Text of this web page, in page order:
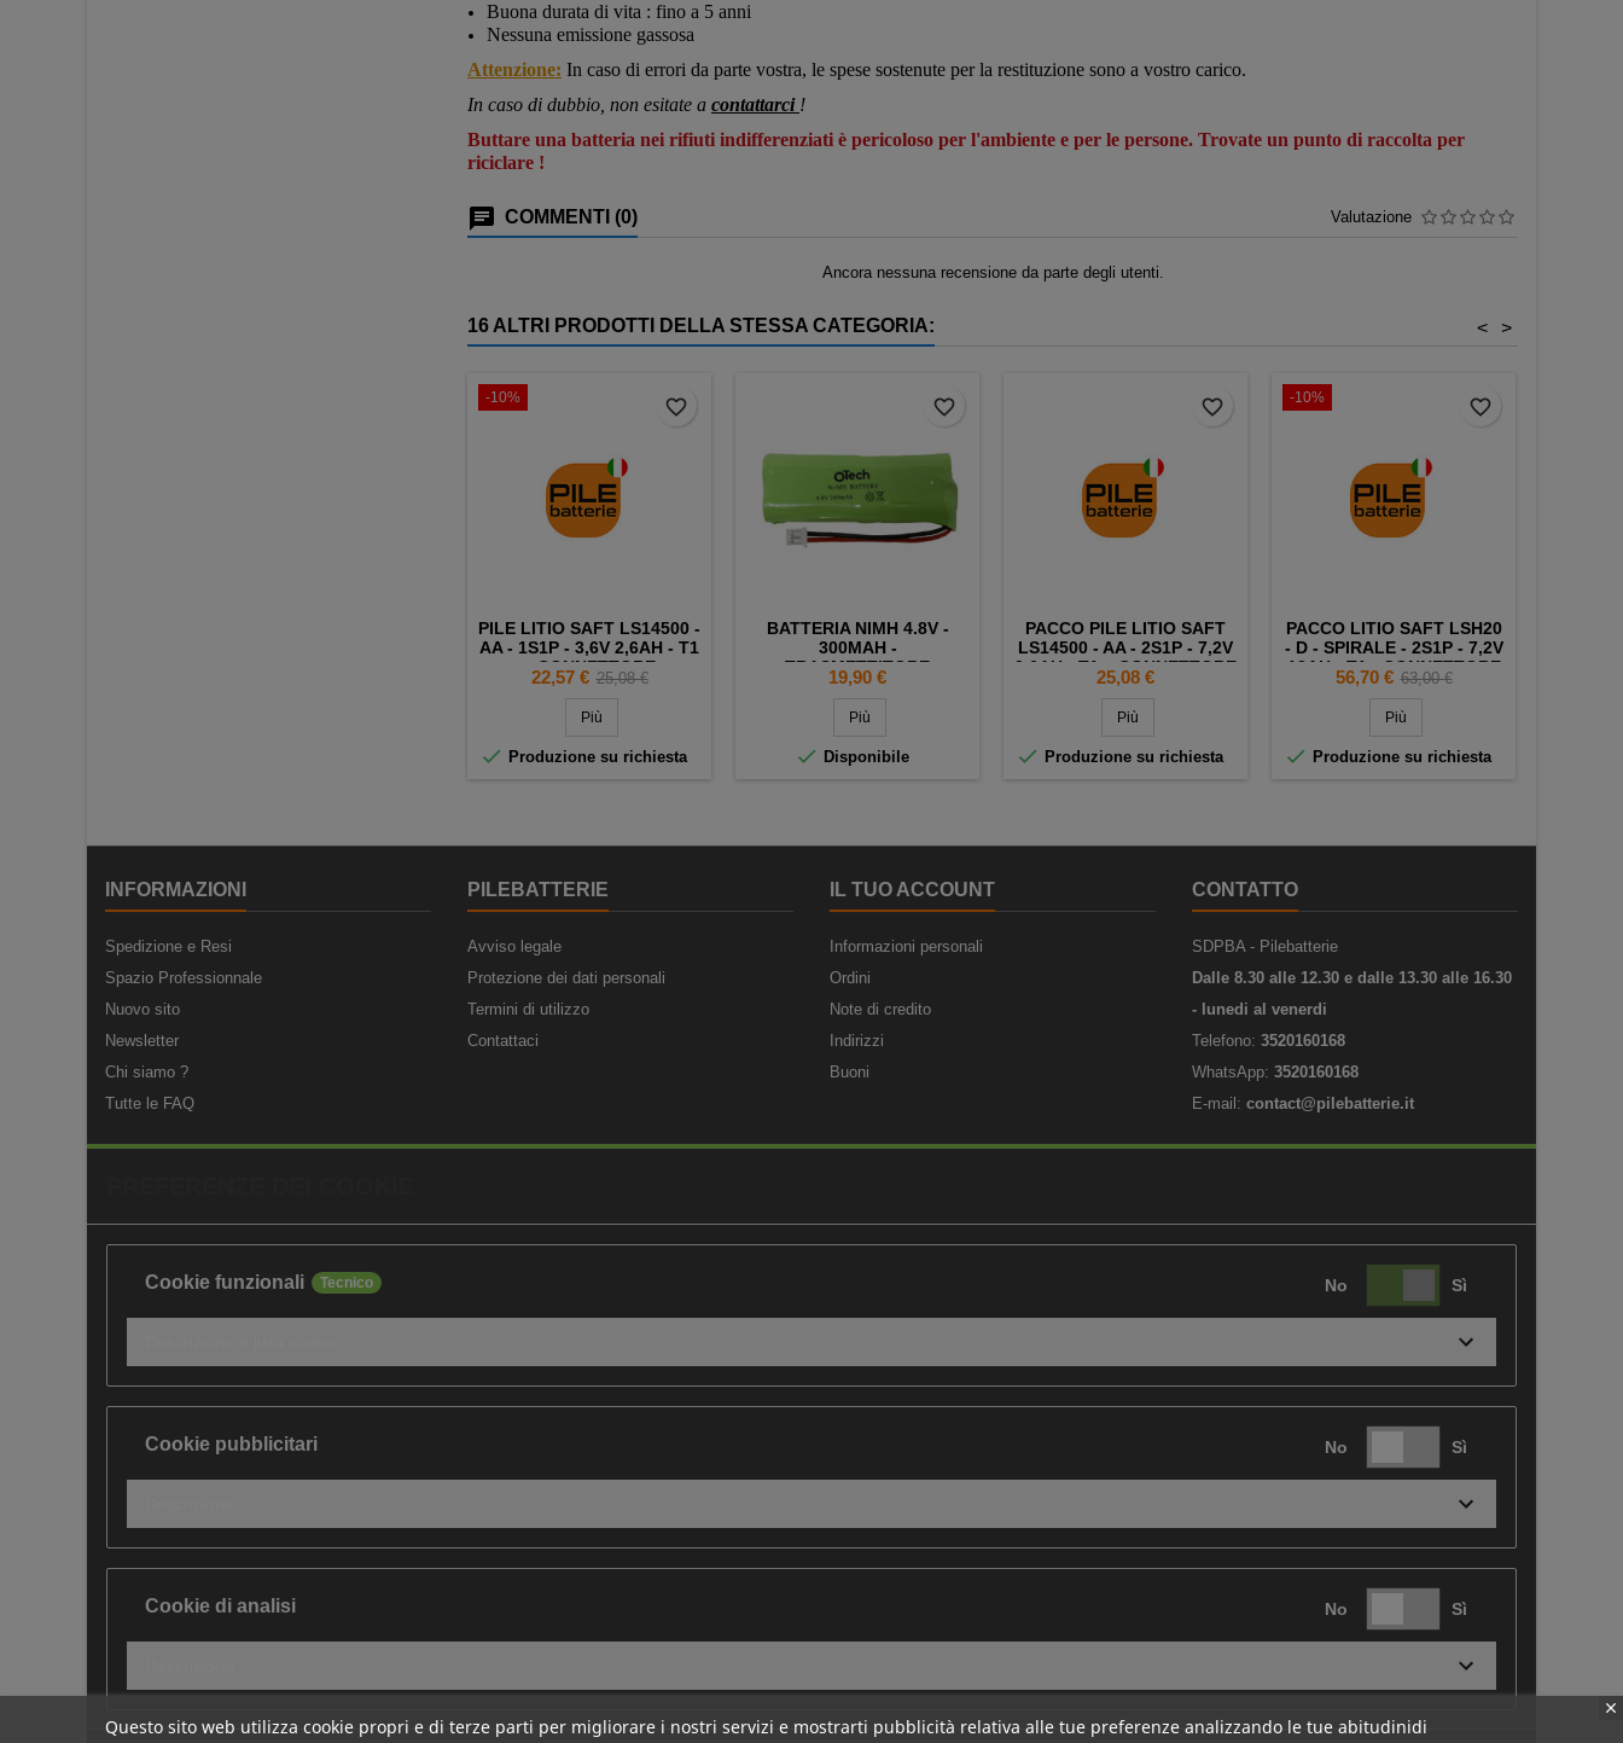
Buona durata di vita : fino a 5 anni
Nessuna emissione gassosa
Attenzione: In caso di errori da parte vostra, le spese sostenute per la restituzione sono a vostro carico.
In caso di dubbio, non esitate a contattarci !
Buttare una batteria nei rifiuti indifferenziati è pericoloso per l'ambiente e per le persone. Trovate un punto di raccolta per
riciclare !
COMMENTI (0) Valutazione
Ancora nessuna recensione da parte degli utenti.
16 ALTRI PRODOTTI DELLA STESSA CATEGORIA: >
<
-10%
PILE LITIO SAFT LS14500 -
AA - 1S1P - 3,6V 2,6AH - T1
+ CONNETTORE
Prezzo
22,57 € Prezzo
base
25,08 €
Più
 Produzione su richiesta
favorite_border
BATTERIA NIMH 4.8V -
300MAH -
TRASMETTITORE
COLLARE EUROSOS
28AAAM4SMX
Prezzo
19,90 €
Più
 Disponibile
favorite_border
PACCO PILE LITIO SAFT
LS14500 - AA - 2S1P - 7,2V
2,6AH - T1 + CONNETTORE
Prezzo
25,08 €
Più
 Produzione su richiesta
favorite_border -10%
PACCO LITIO SAFT LSH20
- D - SPIRALE - 2S1P - 7,2V
13AH - T1 - CONNETTORE
Prezzo
56,70 € Prezzo
base
63,00 €
Più
 Produzione su richiesta
favorite_border
INFORMAZIONI
Spedizione e Resi
Spazio Professionnale
Nuovo sito
Newsletter
Chi siamo ?
Tutte le FAQ
PILEBATTERIE
Avviso legale
Protezione dei dati personali
Termini di utilizzo
Contattaci
IL TUO ACCOUNT
Informazioni personali
Ordini
Note di credito
Indirizzi
Buoni
CONTATTO
SDPBA - Pilebatterie
Dalle 8.30 alle 12.30 e dalle 13.30 alle 16.30
- lunedi al venerdi
Telefono: 3520160168
WhatsApp: 3520160168
E-mail: contact@pilebatterie.it
Questo sito web utilizza cookie propri e di terze parti per migliorare i nostri servizi e mostrarti pubblicità relativa alle tue preferenze analizzando le tue abitudinidi
Cookie funzionali Tecnico No Sì
Cookie pubblicitari No Sì
Cookie di analisi No Sì